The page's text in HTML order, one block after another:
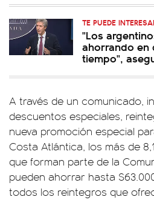
TE PUEDE
"Los
ahorrando en
tiempo",
A través de un comunicado,
descuentos especiales,
nueva promoción especial
Costa Atlántica, los más de
que forman parte de la
pueden ahorrar hasta
todos los reintegros que